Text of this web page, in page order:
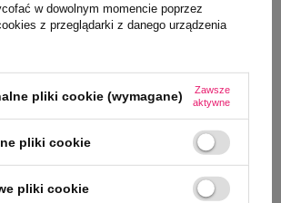
NASZ
MARKA
w dowolnym momencie poprzez
z przeglądarki z danego urządzenia
pliki cookie (wymagane)
Zawsze
aktywne
pliki cookie
pliki cookie